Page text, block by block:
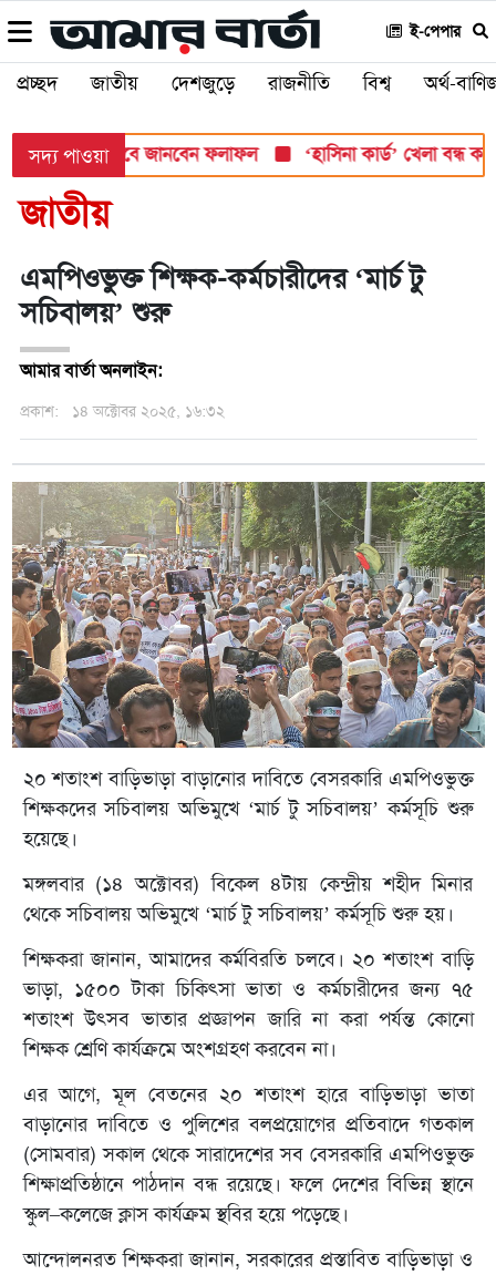
ই-পেপার
প্রচ্ছদ জাতীয় দেশজুড়ে রাজনীতি বিশ্ব অর্থ-
সদ্য পাওয়াযেভাবে জানবেন ফলাফল ‘হাসিনা কার্ড’ খেলা বন্ধ করতে
জাতীয়
এমপিওভুক্ত শিক্ষক-কর্মচারীদের ‘মার্চ টু
সচিবালয়’ শুরু
আমার বার্তা অনলাইন:
প্রকাশ: ১৪ অক্টোবর ২০২৫, ১৬:৩২
২০ শতাংশ বাড়িভাড়া বাড়ানোর দাবিতে বেসরকারি এমপিওভুক্ত
শিক্ষকদের সচিবালয় অভিমুখে ‘মার্চ টু সচিবালয়’ কর্মসূচি শুরু
হয়েছে।
মঙ্গলবার (১৪ অক্টোবর) বিকেল ৪টায় কেন্দ্রীয় শহীদ মিনার
থেকে সচিবালয় অভিমুখে ‘মার্চ টু সচিবালয়’ কর্মসূচি শুরু হয়।
শিক্ষকরা জানান, আমাদের কর্মবিরতি চলবে। ২০ শতাংশ বাড়ি
ভাড়া, ১৫০০ টাকা চিকিৎসা ভাতা ও কর্মচারীদের জন্য ৭৫
শতাংশ উৎসব ভাতার প্রজ্ঞাপন জারি না করা পর্যন্ত কোনো
শিক্ষক শ্রেণি কার্যক্রমে অংশগ্রহণ করবেন না।
এর আগে, মূল বেতনের ২০ শতাংশ হারে বাড়িভাড়া ভাতা
বাড়ানোর দাবিতে ও পুলিশের বলপ্রয়োগের প্রতিবাদে গতকাল
(সোমবার) সকাল থেকে সারাদেশের সব বেসরকারি এমপিওভুক্ত
শিক্ষাপ্রতিষ্ঠানে পাঠদান বন্ধ রয়েছে। ফলে দেশের বিভিন্ন স্থানে
স্কুল–কলেজে ক্লাস কার্যক্রম স্থবির হয়ে পড়েছে।
আন্দোলনরত শিক্ষকরা জানান, সরকারের প্রস্তাবিত বাড়িভাড়া ও